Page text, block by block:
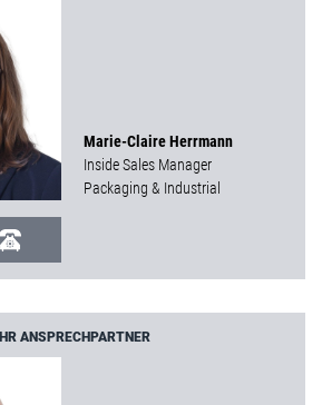
Marie-Claire Herrmann
Inside Sales Manager
Packaging & Industrial
IHR ANSPRECHPARTNER